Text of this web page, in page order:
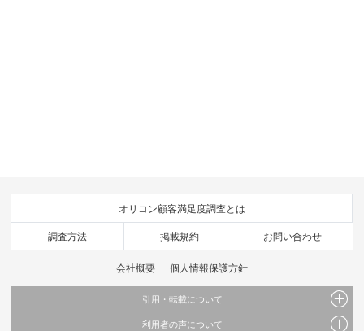
オリコン顧客満足度調査とは
調査方法 掲載規約 お問い合わせ
会社概要 個人情報保護方針
引用・転載について
当サイトで公開されている情報（文字、写真、イラスト、画像データ等）及びこれらの配
利用者の声について